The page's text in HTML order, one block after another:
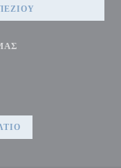
σε νέο
((ανοίγει σε νέο